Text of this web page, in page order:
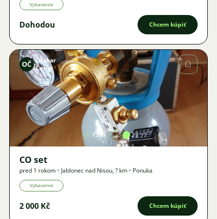
Vybavenie
Dohodou Chcem kúpiť
Obrázok
OČ Otakar
Černý
1355 2
CO set
pred 1 rokom • Jablonec nad Nisou,? km • Ponuka
Vybavenie
2 000 Kč Chcem kúpiť